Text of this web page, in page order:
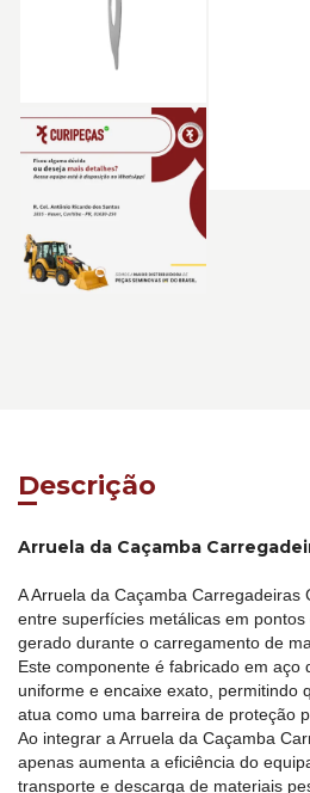
Descrição
Arruela da Caçamba
A Arruela da Caçamba
entre superfícies metálicas em
gerado durante o carregamento de
Este componente é fabricado em
uniforme e encaixe exato, permitindo
atua como uma barreira de proteção
Ao integrar a Arruela da Caçamba
apenas aumenta a eficiência do
transporte e descarga de materiais